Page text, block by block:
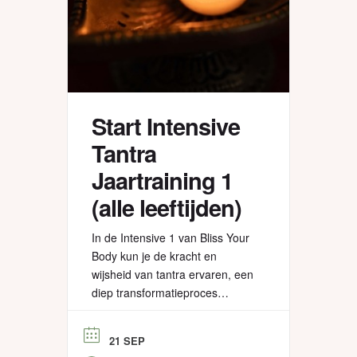
Start Intensive
Tantra
Jaartraining 1
(alle leeftijden)
In de Intensive 1 van Bliss Your
Body kun je de kracht en
wijsheid van tantra ervaren, een
diep transformatieproces
meer in je dagelijks leven
integreren. Najaar 2026 geven
21 SEP